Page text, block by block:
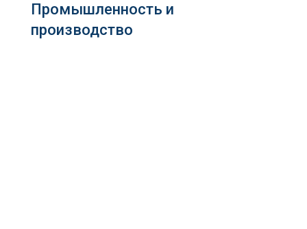
Промышленность и
производство